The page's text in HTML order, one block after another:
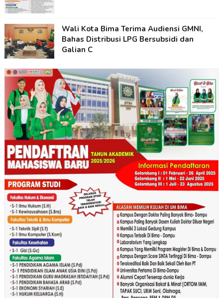
Wali Kota Bima Terima Audiensi GMNI,
Bahas Distribusi LPG Bersubsidi dan
Galian C